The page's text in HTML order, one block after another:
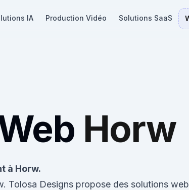
IA Production Vidéo Solutions SaaS
Horw
à Horw.
Tolosa Designs propose des solutions web